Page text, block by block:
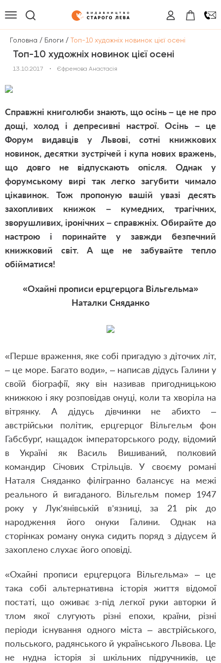
Головна / Блоги / Топ-10 художніх новинок цієї осені
Топ-10 художніх новинок цієї осені
13.10.2017 • Єфремова Анастасія
Справжні книголюби знають, що осінь – це не про
дощі, холод і депресивні настрої. Осінь – це
Форум видавців у Львові, сотні книжкових
новинок, десятки зустрічей і купа нових вражень,
що довго не відпускають опісля. Однак у
форумському вирі так легко загубити чимало
цікавинок. Тож пропоную вашій увазі десять
захопливих книжок – кумедних, трагічних,
зворушливих, іронічних – справжніх. Обирайте до
настрою і поринайте у завжди безпечний
книжковий світ. А ще не забувайте тепло
обійматися!
«Охайні прописи ерцгерцога Вільгельма»
Наталки Сняданко
«Перше враження, яке собі пригадую з діточих літ,
– це море. Багато води», – написав дідусь Галини у
своїй біографії, яку він називав пригодницькою
книжкою і яку розповідав онуці, коли та хворіла на
вітрянку. А дідусь дівчинки не абихто –
австрійськи політик, ерцгерцог Вільгельм фон
Габсбурґ, нащадок імператорського роду, відомий
в Україні як Василь Вишиваний, полковий
командир Січових Стрільців. У своєму романі
Наталя Сняданко філігранно балансує на межі
реального й вигаданого. Вільгельм помер 1947
року у Лук’янівській в’язниці, за 21 рік до
народження його онуки Галини. Однак на
сторінках роману онука сидить поряд з дідусем й
захоплено слухає його оповіді.
«Охайні прописи ерцгерцога Вільгельма» – це
така собі альтернативна історія життя відомої
постаті, що оживає з-під легкої руки авторки й
тлом якої слугують різні епохи, країни, різні
періоди існування одного міста – австрійського,
польського, радянського й українського Львова. Це
не нудна історія зі шкільних підручників, це